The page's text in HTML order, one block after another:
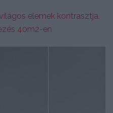
elemek kontrasztja,
40m2-en